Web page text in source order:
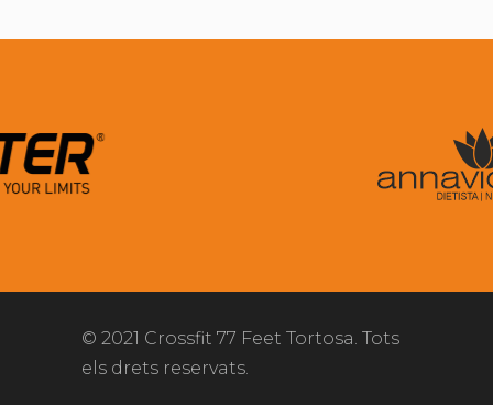
© 2021 Crossfit 77 Feet Tortosa. Tots
els drets reservats.